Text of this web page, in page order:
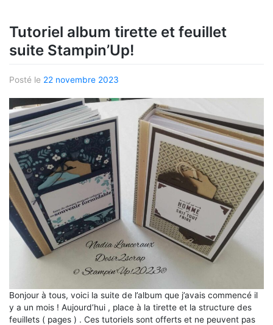
Tutoriel album tirette et feuillet
suite Stampin’Up!
Posté le 22 novembre 2023
Bonjour à tous, voici la suite de l’album que j’avais commencé il
y a un mois ! Aujourd’hui , place à la tirette et la structure des
feuillets ( pages ) . Ces tutoriels sont offerts et ne peuvent pas